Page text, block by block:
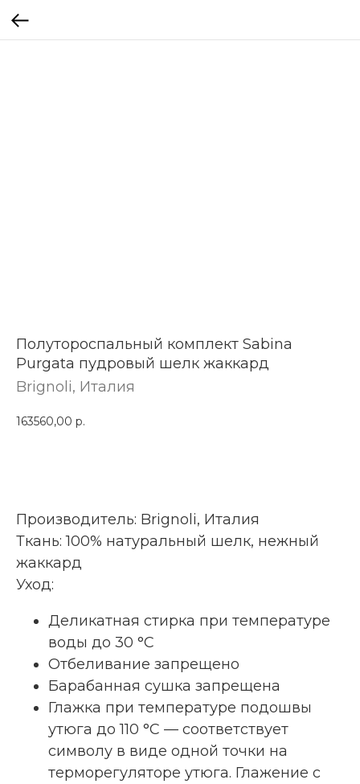
Полутороспальный комплект Sabina
Purgata пудровый шелк жаккард
Brignoli, Италия
163560,00 р.
Производитель: Brignoli, Италия
Ткань: 100% натуральный шелк, нежный
жаккард
Уход:
Деликатная стирка при температуре
воды до 30 °C
Отбеливание запрещено
Барабанная сушка запрещена
Глажка при температуре подошвы
утюга до 110 °C — соответствует
символу в виде одной точки на
терморегуляторе утюга. Глажение с